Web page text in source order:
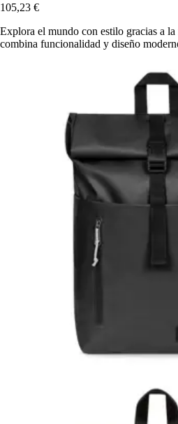
105,23 €
Explora el mundo con estilo gracias a
combina funcionalidad y diseño